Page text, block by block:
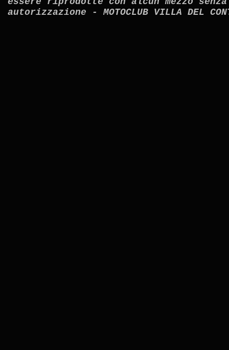
autorizzazione - MOTOCLUB VILLA DEL